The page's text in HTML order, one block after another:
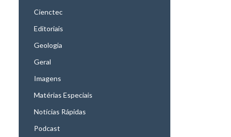
Cienctec
Editoriais
Geologia
Geral
Imagens
Matérias Especiais
Notícias Rápidas
Podcast